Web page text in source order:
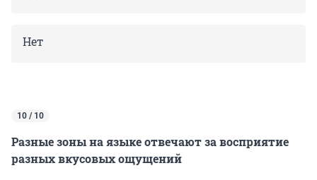
Нет
10 / 10
Разные зоны на языке отвечают за восприятие
разных вкусовых ощущений